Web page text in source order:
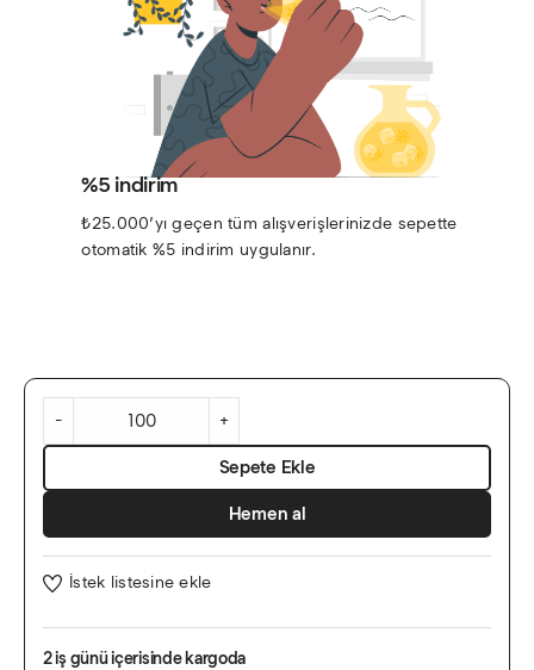
%5 indirim
₺25.000’yı geçen tüm alışverişlerinizde sepette
otomatik %5 indirim uygulanır.
Zeminli
Kare
adet
- +
Sepete Ekle
Hemen al
İstek listesine ekle
2 iş günü içerisinde kargoda